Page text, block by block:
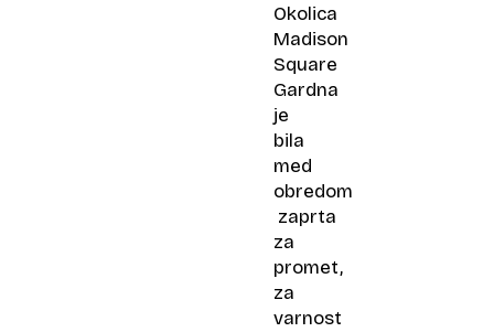
Okolica
Madison
Square
Gardna
je
bila
med
obredom
zaprta
za
promet,
za
varnost